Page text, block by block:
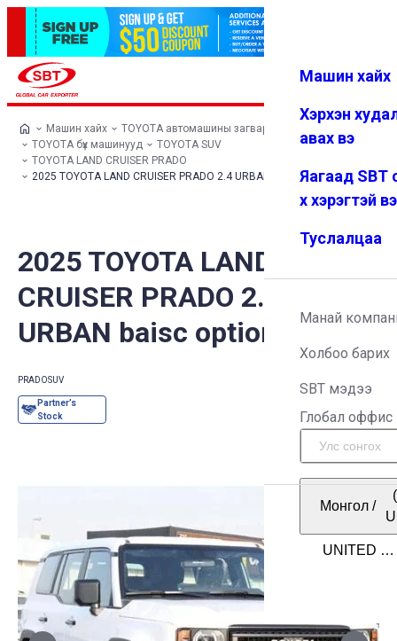
Дуртай Цэс
Машин хайх
Хэрхэн
авах вэ
Яагаад SBT
х хэрэгтэй
Туслалцаа
Манай
Холбоо барих
SBT мэдээ
Глобал оффис
Монгол /
Машин хайх
TOYOTA автомашины загварууд
TOYOTA бүх машинууд
TOYOTA SUV
TOYOTA LAND CRUISER PRADO
2025 TOYOTA LAND CRUISER PRADO 2.4 URBAN baisc option
2025 TOYOTA LAND
CRUISER PRADO 2.4
URBAN baisc option
PRADOSUV